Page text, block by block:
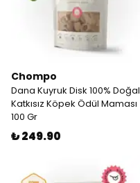
Chompo
Dana Kuyruk Disk 100% Doğal
Katkısız Köpek Ödül Maması
100 Gr
₺ 249.90